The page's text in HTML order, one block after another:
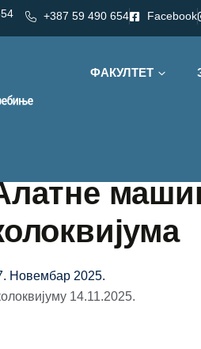
+387 59 490 654 Facebook
ФАКУЛТЕТ
Новембар 2025.
14.11.2025.